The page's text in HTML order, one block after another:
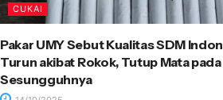
CUKAI
Pakar UMY Sebut Kualitas SDM
Turun akibat Rokok, Tutup Mata
Sesungguhnya